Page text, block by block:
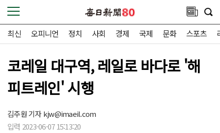
최신 오피니언 정치 사회 경제 국제 문화 스포츠
코레일 대구역, 레일로 바다로 '해
피트레인' 시행
김주원 기자kjw@imaeil.com
입력 2023-06-07 15:13:20